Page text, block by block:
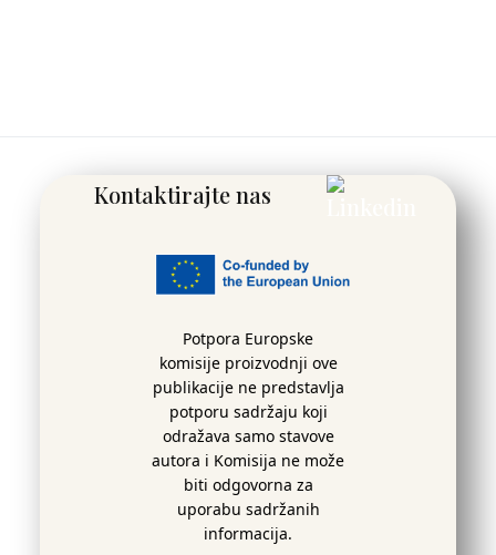
Kontaktirajte nas
Potpora Europske
komisije proizvodnji ove
publikacije ne predstavlja
potporu sadržaju koji
odražava samo stavove
autora i Komisija ne može
biti odgovorna za
uporabu sadržanih
informacija.